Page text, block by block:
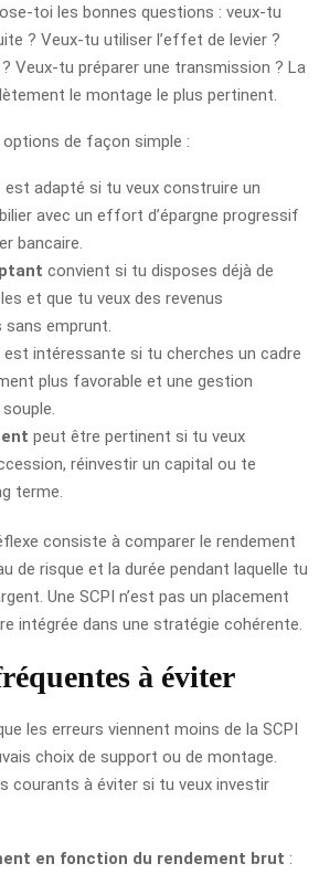
toi les bonnes questions : veux-tu
? Veux-tu utiliser l’effet de levier ?
Veux-tu préparer une transmission ? La
le montage le plus pertinent.
de façon simple :
est adapté si tu veux construire un
avec un effort d’épargne progressif
bancaire.
convient si tu disposes déjà de
et que tu veux des revenus
emprunt.
est intéressante si tu cherches un cadre
plus favorable et une gestion
peut être pertinent si tu veux
réinvestir un capital ou te
terme.
consiste à comparer le rendement
de risque et la durée pendant laquelle tu
Une SCPI n’est pas un placement
intégrée dans une stratégie cohérente.
à éviter
les erreurs viennent moins de la SCPI
choix de support ou de montage.
courants à éviter si tu veux investir
en fonction du rendement brut :